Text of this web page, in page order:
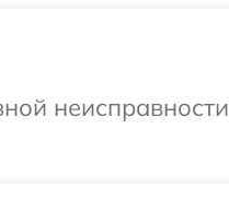
неисправности